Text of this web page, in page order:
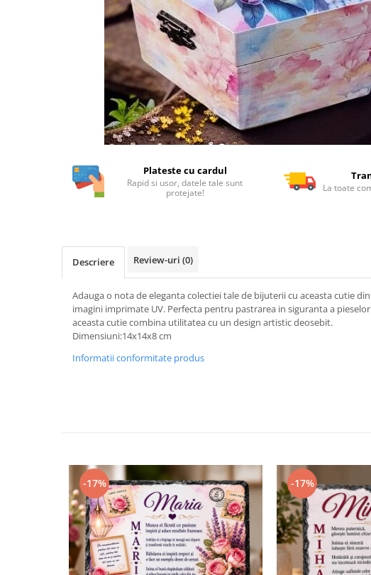
Plateste cu cardul
Rapid si usor, datele tale sunt
protejate!
La toate
Descriere Review-uri (0)
Adauga o nota de eleganta colectiei tale de bijuterii cu aceasta cutie
imagini imprimate UV. Perfecta pentru pastrarea in siguranta a
aceasta cutie combina utilitatea cu un design artistic deosebit.
Dimensiuni:14x14x8 cm
Informatii conformitate produs
-17% -17%